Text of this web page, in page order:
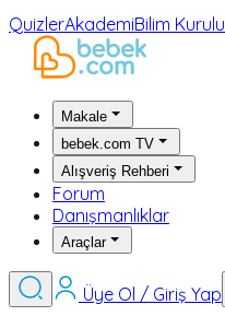
QuizlerAkademiBilim Kurulu
Makale
bebek.com TV
Alışveriş Rehberi
Forum
Danışmanlıklar
Araçlar
Üye Ol / Giriş Yap